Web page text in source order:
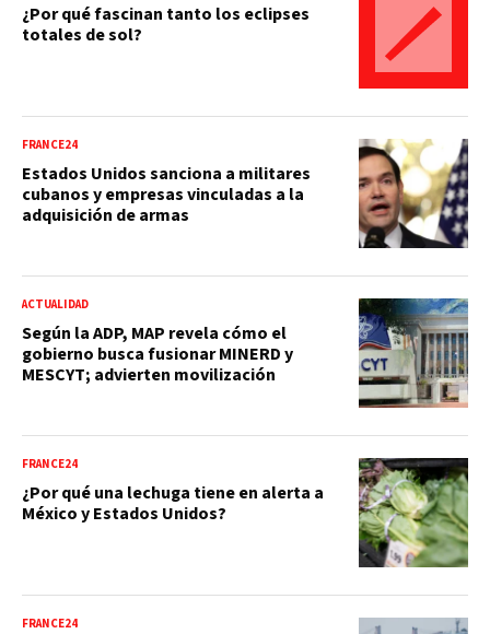
¿Por qué fascinan tanto los eclipses
totales de sol?
FRANCE24
Estados Unidos sanciona a militares
cubanos y empresas vinculadas a la
adquisición de armas
ACTUALIDAD
Según la ADP, MAP revela cómo el
gobierno busca fusionar MINERD y
MESCYT; advierten movilización
FRANCE24
¿Por qué una lechuga tiene en alerta a
México y Estados Unidos?
FRANCE24